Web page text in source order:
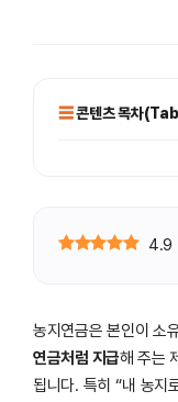
콘텐츠 목차
4.9
농지연금은 본인이 소
연금처럼 지급해 주는
됩니다. 특히 “내 농지